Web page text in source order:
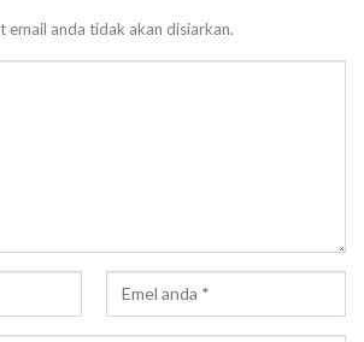
email anda tidak akan disiarkan.